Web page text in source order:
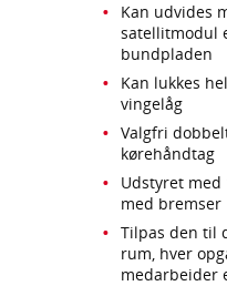
Kan udvides
satellitmodul
bundpladen
Kan lukkes
vingelåg
Valgfri
kørehåndtag
Udstyret
med bremser
Tilpas den til
rum, hver
medarbeider